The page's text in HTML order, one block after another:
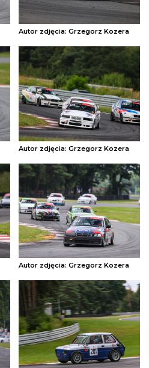
Autor zdjęcia: Grzegorz Kozera
Autor zdjęcia: Grzegorz Kozera
Autor zdjęcia: Grzegorz Kozera